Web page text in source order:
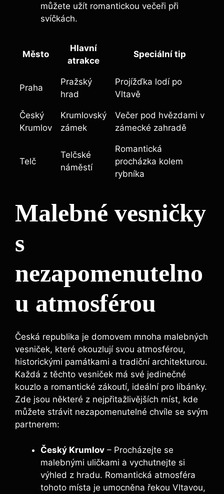
můžete užít romantickou večeři při
svíčkách.
Město
Hlavní
atrakce
Speciální tip
Praha
Pražský‌
hrad
Projížďka‌ lodí po
Vltavě
Český
Krumlov
Krumlovský
zámek
Večer pod​ hvězdami ⁤v
zámecké zahradě
Telč
Telčské
náměstí
Romantická
procházka kolem
rybníka
Malebné vesničky
s
nezapomenutelno
u atmosférou
Česká republika je ⁢domovem mnoha malebných
vesniček, které okouzlují svou atmosférou,
historickými památkami a tradiční architekturou.
Každá z těchto vesniček má ‍své jedinečné
kouzlo a romantické zákoutí, ideální pro líbánky.
Zde jsou ⁤některé z nejpřitažlivějších míst, kde
můžete⁤ strávit‌ nezapomenutelné chvíle ‍se svým
partnerem:
Český Krumlov – Procházejte se
malebnými uličkami a vychutnejte si
výhled z hradu. Romantická atmosféra
tohoto místa je umocněna řekou​ Vltavou,